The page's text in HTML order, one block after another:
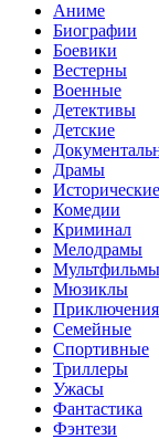
Аниме
Биографии
Боевики
Вестерны
Военные
Детективы
Детские
Драмы
Исторические
Комедии
Криминал
Мелодрамы
Мультфильмы
Мюзиклы
Приключения
Семейные
Спортивные
Триллеры
Ужасы
Фантастика
Фэнтези